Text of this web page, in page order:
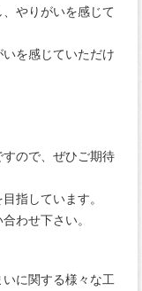
やりがいを感じて
を感じていただけ
ので、ぜひご期待
指しています。
わせ下さい。
に関する様々な工